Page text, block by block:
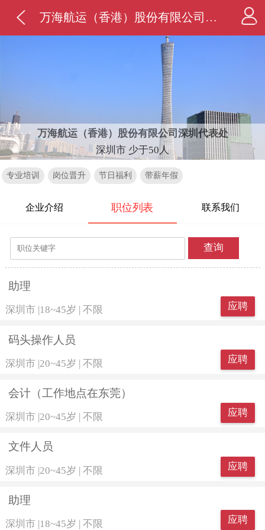
万海航运（香港）股份有限公司深圳代表处
万海航运（香港）股份有限公司深圳代表处
深圳市 少于50人
专业培训 岗位晋升 节日福利 带薪年假
企业介绍 职位列表 联系我们
查询
助理
深圳市 18~45岁 不限 应聘
码头操作人员
深圳市 |20~45岁 | 不限 应聘
会计（工作地点在东莞）
深圳市 20~45岁 不限 应聘
文件人员
深圳市 |20~45岁 | 不限 应聘
助理
深圳市 |18~45岁 | 不限 应聘